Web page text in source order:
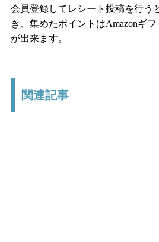
会員登録してレシート投稿を行う
き、集めたポイントはAmazonギ
が出来ます。
関連記事